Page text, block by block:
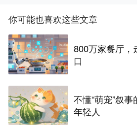
你可能也喜欢这些文章
800万家餐厅，
口
不懂“萌宠”叙
年轻人